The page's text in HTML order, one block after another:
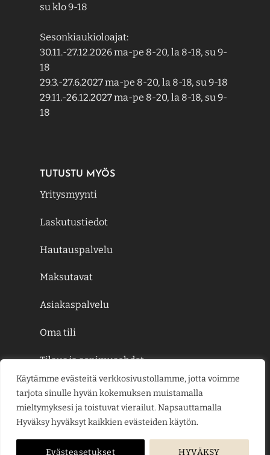
Käytämme evästeitä verkkosivustollamme, jotta voimme
tarjota sinulle hyvän kokemuksen muistamalla
mieltymyksesi ja toistuvat vierailut. Napsauttamalla
Hyväksy hyväksyt kaikkien evästeiden käytön.
Evästeasetukset HYVÄKSY
su klo 9-18
Sesonkiaukioloajat:
30.11.-27.12.2026 ma-pe 8-20, la 8-18, su 9-
18
29.3.-27.6.2027 ma-pe 8-20, la 8-18, su 9-18
29.11.-26.12.2027 ma-pe 8-20, la 8-18, su 9-
18
TUTUSTU MYÖS
Yritysmyynti
Laskutustiedot
Hautauspalvelu
Maksutavat
Asiakaspalvelu
Oma tili
Tilaus ja sopimusehdot
Rekisteri- ja tietosuojaseloste